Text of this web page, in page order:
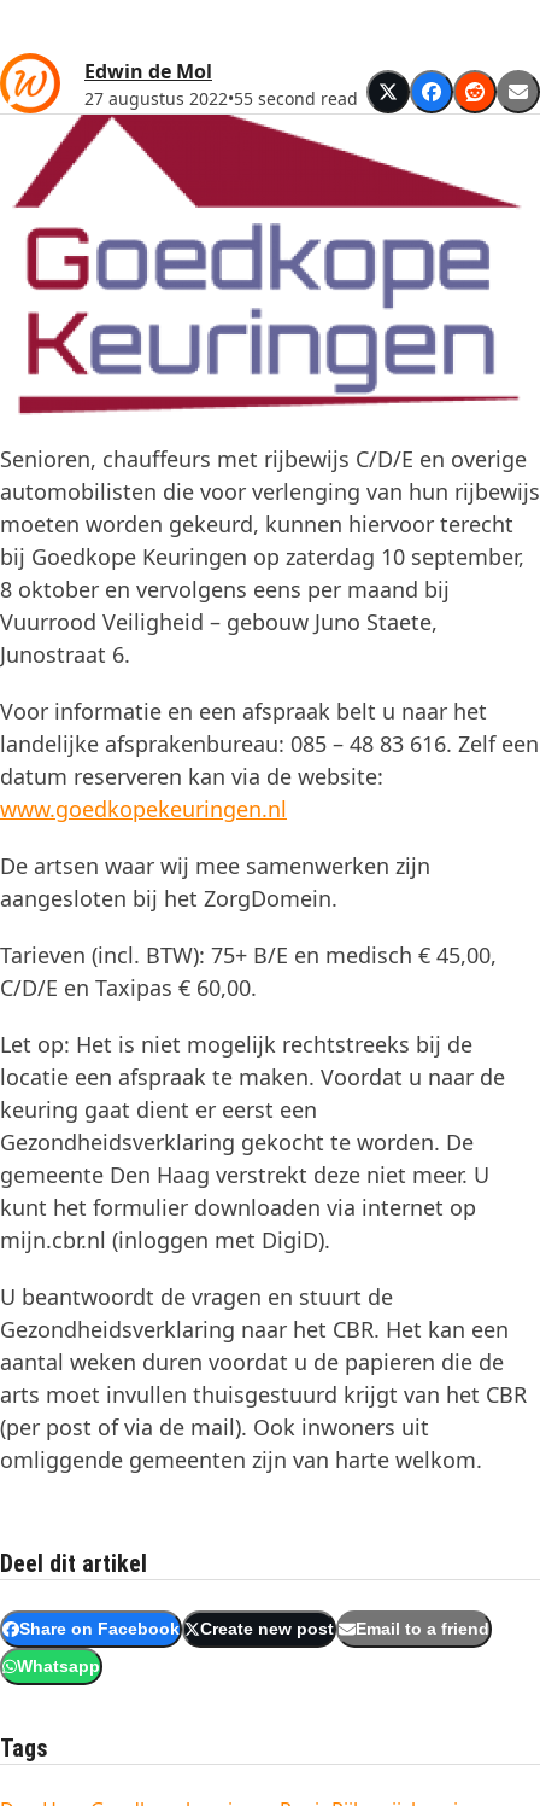
Edwin de Mol
27 augustus 2022•55 second read
Senioren, chauffeurs met rijbewijs C/D/E en overige
automobilisten die voor verlenging van hun rijbewijs
moeten worden gekeurd, kunnen hiervoor terecht
bij Goedkope Keuringen op zaterdag 10 september,
8 oktober en vervolgens eens per maand bij
Vuurrood Veiligheid – gebouw Juno Staete,
Junostraat 6.
Voor informatie en een afspraak belt u naar het
landelijke afsprakenbureau: 085 – 48 83 616. Zelf een
datum reserveren kan via de website:
www.goedkopekeuringen.nl
De artsen waar wij mee samenwerken zijn
aangesloten bij het ZorgDomein.
Tarieven (incl. BTW): 75+ B/E en medisch € 45,00,
C/D/E en Taxipas € 60,00.
Let op: Het is niet mogelijk rechtstreeks bij de
locatie een afspraak te maken. Voordat u naar de
keuring gaat dient er eerst een
Gezondheidsverklaring gekocht te worden. De
gemeente Den Haag verstrekt deze niet meer. U
kunt het formulier downloaden via internet op
mijn.cbr.nl (inloggen met DigiD).
U beantwoordt de vragen en stuurt de
Gezondheidsverklaring naar het CBR. Het kan een
aantal weken duren voordat u de papieren die de
arts moet invullen thuisgestuurd krijgt van het CBR
(per post of via de mail). Ook inwoners uit
omliggende gemeenten zijn van harte welkom.
Deel dit artikel
Share on Facebook Create new post Email to a friend
Whatsapp
Tags